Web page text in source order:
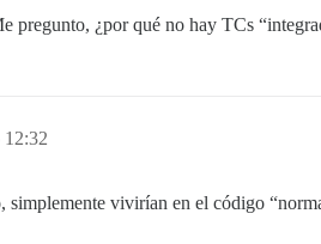
pregunto, ¿por qué no hay TCs
12:32
vivirían en el código